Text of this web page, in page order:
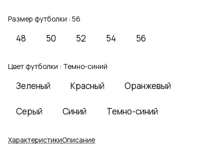
Размер футболки : 56
48 50 52 54 56
Цвет футболки : Темно-синий
Зеленый Красный Оранжевый
Серый Синий Темно-синий
ХарактеристикиОписание